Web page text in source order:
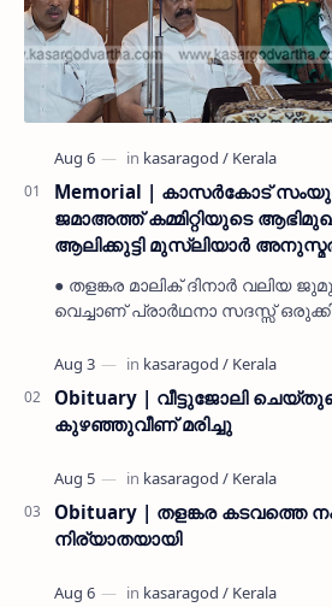
Memorial | കാസർകോട്
ജമാഅത്ത് കമ്മിറ്റിയുടെ
ആലിക്കുട്ടി മുസ്ലിയാർ
● തളങ്കര മാലിക് ദിനാർ വലിയ
വെച്ചാണ് പ്രാർഥനാ സദസ്സ്
നൽകി കാസ…
Obituary | വീട്ടുജോലി
കുഴഞ്ഞുവീണ് മരിച്ചു
Obituary | തളങ്കര കടവത്തെ
നിര്യാതയായി